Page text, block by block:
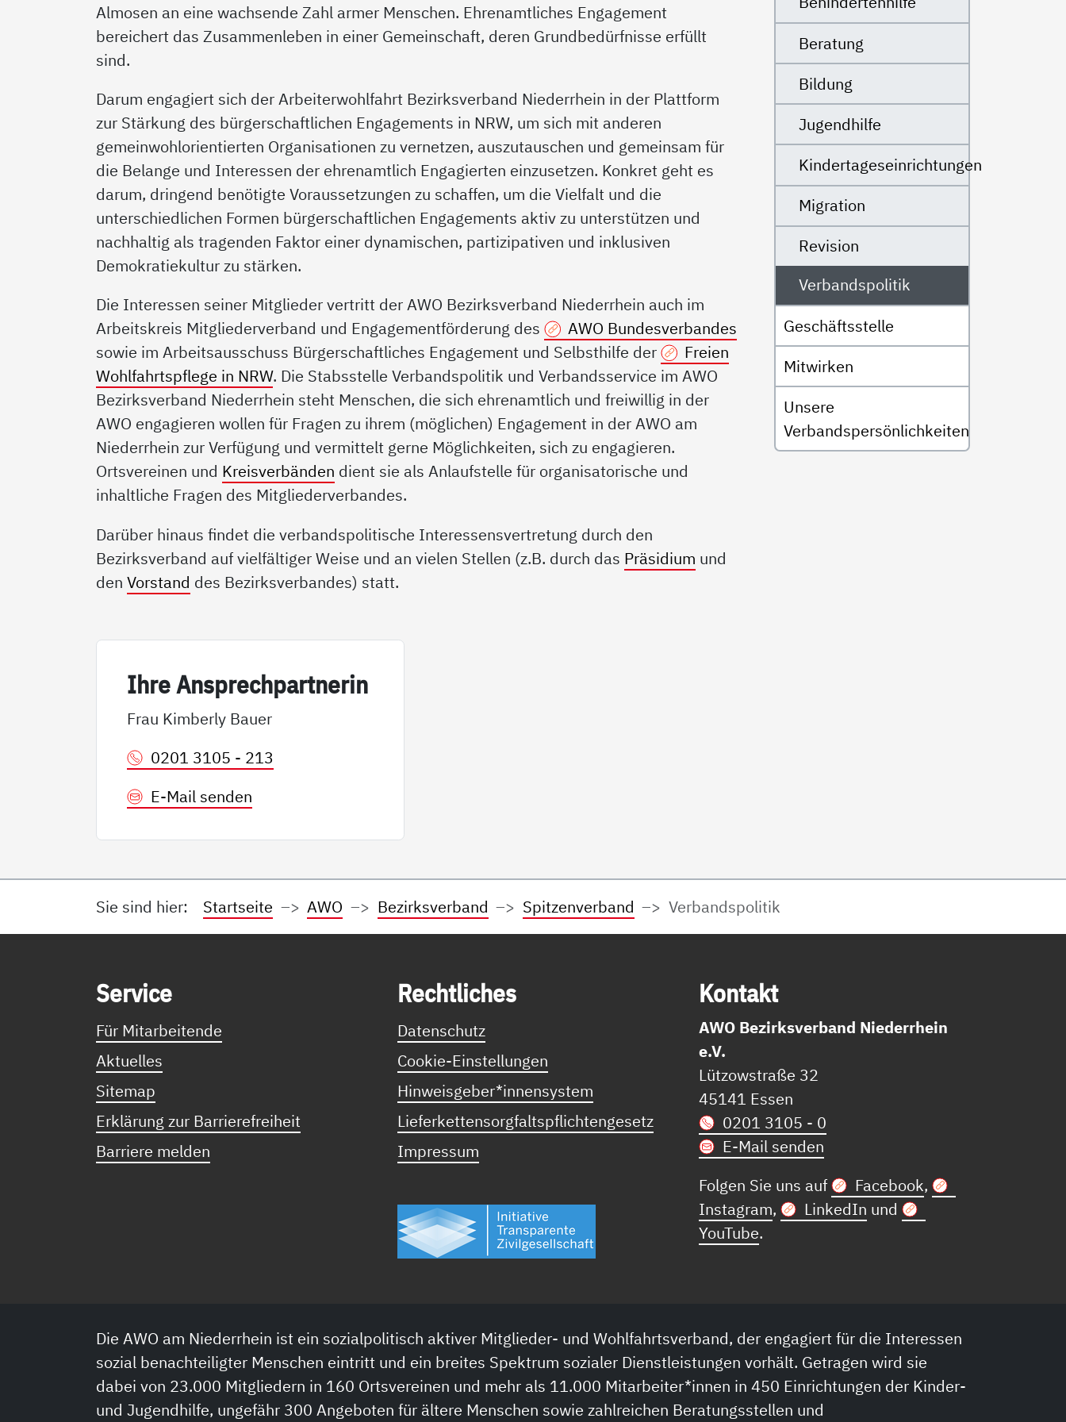
Almosen an eine wachsende Zahl armer Menschen. Ehrenamtliches Engagement
bereichert das Zusammenleben in einer Gemeinschaft, deren Grundbedürfnisse erfüllt
sind.
Darum engagiert sich der Arbeiterwohlfahrt Bezirksverband Niederrhein in der Plattform
zur Stärkung des bürgerschaftlichen Engagements in NRW, um sich mit anderen
gemeinwohlorientierten Organisationen zu vernetzen, auszutauschen und gemeinsam für
die Belange und Interessen der ehrenamtlich Engagierten einzusetzen. Konkret geht es
darum, dringend benötigte Voraussetzungen zu schaffen, um die Vielfalt und die
unterschiedlichen Formen bürgerschaftlichen Engagements aktiv zu unterstützen und
nachhaltig als tragenden Faktor einer dynamischen, partizipativen und inklusiven
Demokratiekultur zu stärken.
Die Interessen seiner Mitglieder vertritt der AWO Bezirksverband Niederrhein auch im
Arbeitskreis Mitgliederverband und Engagementförderung des
AWO Bundesverbandes
sowie im Arbeitsausschuss Bürgerschaftliches Engagement und Selbsthilfe der
Freien
Wohlfahrtspflege in NRW. Die Stabsstelle Verbandspolitik und Verbandsservice im AWO
Bezirksverband Niederrhein steht Menschen, die sich ehrenamtlich und freiwillig in der
AWO engagieren wollen für Fragen zu ihrem (möglichen) Engagement in der AWO am
Niederrhein zur Verfügung und vermittelt gerne Möglichkeiten, sich zu engagieren.
Ortsvereinen und Kreisverbänden dient sie als Anlaufstelle für organisatorische und
inhaltliche Fragen des Mitgliederverbandes.
Darüber hinaus findet die verbandspolitische Interessensvertretung durch den
Bezirksverband auf vielfältiger Weise und an vielen Stellen (z.B. durch das Präsidium und
denVorstand des Bezirksverbandes) statt.
Ih­re An­sp­rech­part­ne­rin
Frau Kimberly Bauer
0201 3105 - 213
E-Mail senden
Beratung
Bildung
Jugendhilfe
Kindertageseinrichtungen
Migration
Revision
Verbandspolitik
Geschäftsstelle
Mitwirken
Unsere
Verbandspersönlichkeiten
Sie sind hier: Startseite AWO Bezirksverband Spitzenverband Verbandspolitik
Ser­vice
Für Mitarbeitende
Aktuelles
Sitemap
Erklärung zur Barrierefreiheit
Barriere melden
Recht­li­ches
Datenschutz
Cookie-Einstellungen
Hinweisgeber*innensystem
Lieferkettensorgfaltspflichtengesetz
Impressum
Kon­takt
AWO Bezirksverband Niederrhein
e.V.
Lützowstraße 32
45141 Essen
0201 3105 - 0
E-Mail senden
Folgen Sie uns auf
Facebook,
Instagram, LinkedIn und
YouTube.
Die AWO am Niederrhein ist ein sozialpolitisch aktiver Mitglieder- und Wohlfahrtsverband, der engagiert für die Interessen
sozial benachteiligter Menschen eintritt und ein breites Spektrum sozialer Dienstleistungen vorhält. Getragen wird sie
dabei von 23.000 Mitgliedern in 160 Ortsvereinen und mehr als 11.000 Mitarbeiter*innen in 450 Einrichtungen der Kinder-
und Jugendhilfe, ungefähr 300 Angeboten für ältere Menschen sowie zahlreichen Beratungsstellen und